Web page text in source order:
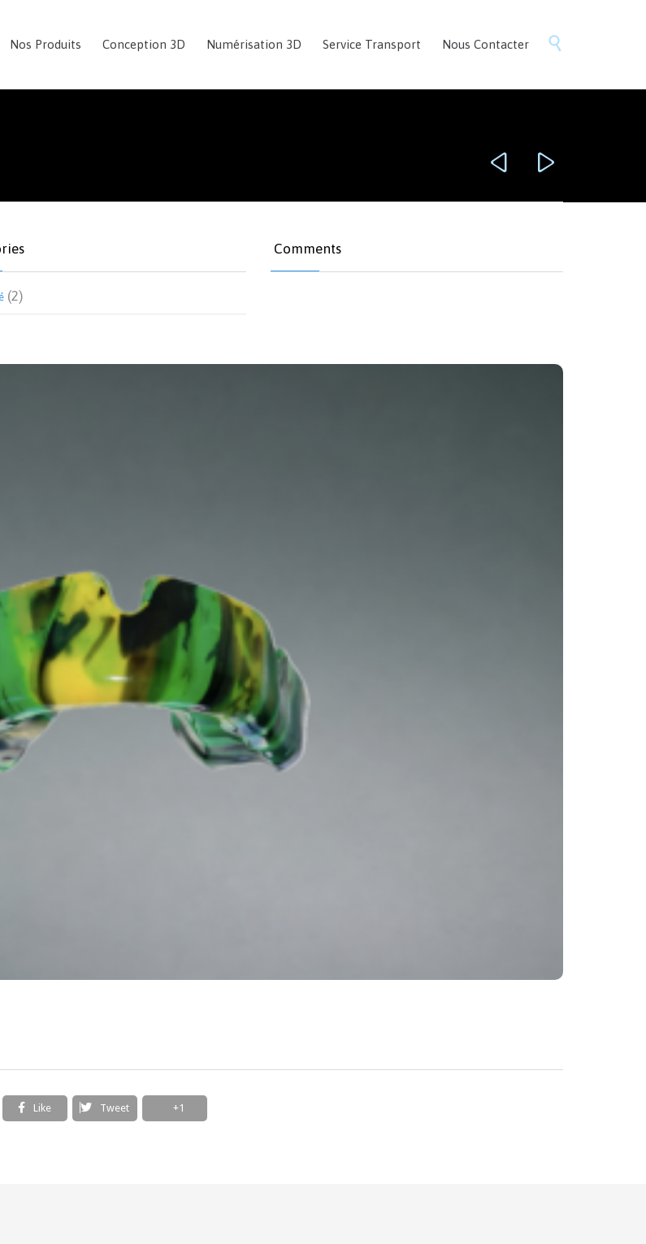
Skip
Nos Produits Conception 3D Numérisation 3D Service Transport Nous Contacter 
 
(2)
Comments
Like Tweet +1